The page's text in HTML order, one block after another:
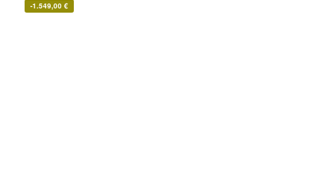
-1.549,00 €